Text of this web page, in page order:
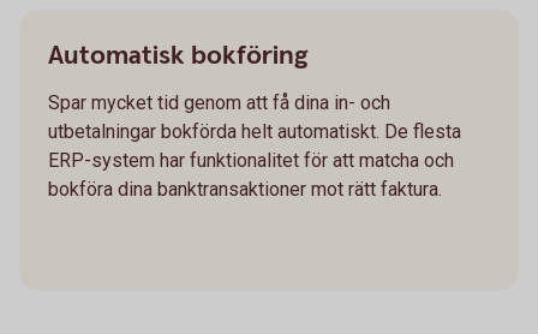
Automatisk bokföring
Spar mycket tid genom att få dina in- och
utbetalningar bokförda helt automatiskt. De flesta
ERP-system har funktionalitet för att matcha och
bokföra dina banktransaktioner mot rätt faktura.